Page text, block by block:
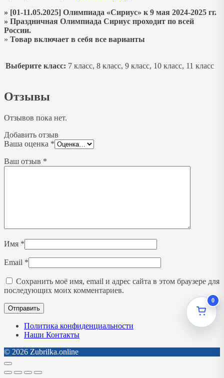
» [01-11.05.2025] Олимпиада «Сириус» к 9 мая 2024-2025 гг.
» Праздничная Олимпиада Сириус проходит по всей
России.
» Товар включает в себя все варианты
Выберите класс: 7 класс, 8 класс, 9 класс, 10 класс, 11 класс
Отзывы
Отзывов пока нет.
Добавить отзыв
Ваша оценка *
Ваш отзыв *
Имя *
Email *
Сохранить моё имя, email и адрес сайта в этом браузере для
последующих моих комментариев.
Политика конфиденциальности
Наши Контакты
© 2026 Zubrilka.online
0